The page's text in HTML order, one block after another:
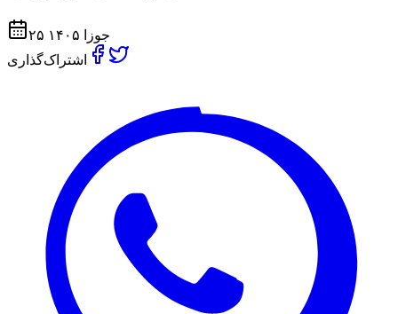
۲۵ جوزا ۱۴۰۵
اشتراک‌گذاری